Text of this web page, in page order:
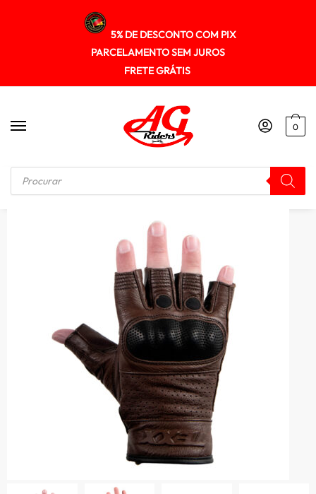
5% DE DESCONTO COM PIX
PARCELAMENTO SEM JUROS
FRETE GRÁTIS
0
Início / LUVA Luvas Texx Liberty Meio Dedo Marrom Couro Motoqueiro Proteç.